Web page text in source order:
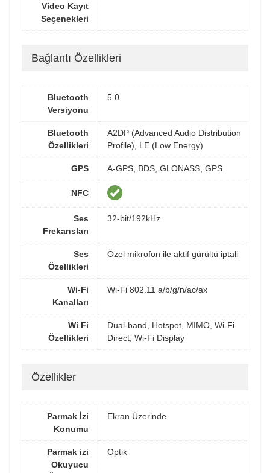
Video Kayıt
Seçenekleri
Bağlantı Özellikleri
Bluetooth
Versiyonu
5.0
Bluetooth
Özellikleri
A2DP (Advanced Audio Distribution
Profile), LE (Low Energy)
GPS A-GPS, BDS, GLONASS, GPS
NFC
Ses
Frekansları
32-bit/192kHz
Ses
Özellikleri
Özel mikrofon ile aktif gürültü iptali
Wi-Fi
Kanalları
Wi-Fi 802.11 a/b/g/n/ac/ax
Wi Fi
Özellikleri
Dual-band, Hotspot, MIMO, Wi-Fi
Direct, Wi-Fi Display
Özellikler
Parmak İzi
Konumu
Ekran Üzerinde
Parmak izi
Okuyucu
Optik